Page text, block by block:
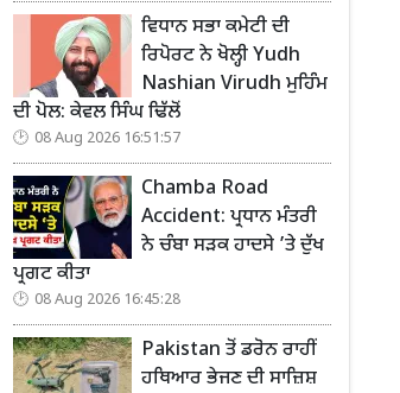
ਵਿਧਾਨ ਸਭਾ ਕਮੇਟੀ ਦੀ
ਰਿਪੋਰਟ ਨੇ ਖੋਲ੍ਹੀ Yudh
Nashian Virudh ਮੁਹਿੰਮ
ਦੀ ਪੋਲ: ਕੇਵਲ ਸਿੰਘ ਢਿੱਲੋਂ
08 Aug 2026 16:51:57
Chamba Road
Accident: ਪ੍ਰਧਾਨ ਮੰਤਰੀ
ਨੇ ਚੰਬਾ ਸੜਕ ਹਾਦਸੇ ’ਤੇ ਦੁੱਖ
ਪ੍ਰਗਟ ਕੀਤਾ
08 Aug 2026 16:45:28
Pakistan ਤੋਂ ਡਰੋਨ ਰਾਹੀਂ
ਹਥਿਆਰ ਭੇਜਣ ਦੀ ਸਾਜ਼ਿਸ਼